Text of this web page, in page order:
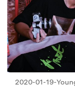
2020-01-19-